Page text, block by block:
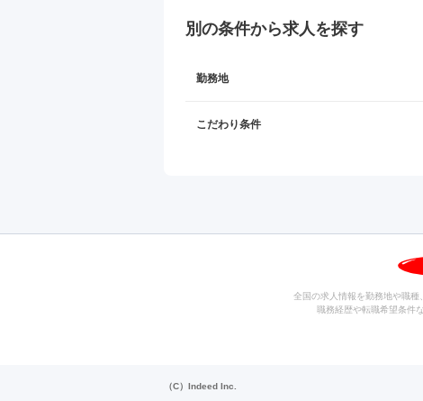
別の条件から求人を探す
勤務地
こだわり条件
全国の求人情報を勤務地や職種
職務経歴や転職希望条件
（C）Indeed Inc.